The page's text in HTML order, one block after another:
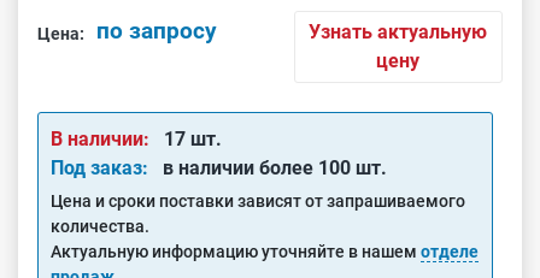
Цена: по запросу
Узнать актуальную
цену
В наличии:
17 шт.
Под заказ:
в наличии более 100 шт.
Цена и сроки поставки зависят от запрашиваемого
количества.
Актуальную информацию уточняйте в нашем отделе